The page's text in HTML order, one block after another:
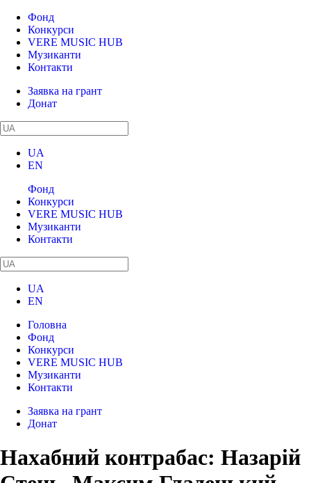
Фонд
Конкурси
VERE MUSIC HUB
Музиканти
Контакти
Заявка на грант
Донат
UA
EN
Фонд
Конкурси
VERE MUSIC HUB
Музиканти
Контакти
UA
EN
Головна
Фонд
Конкурси
VERE MUSIC HUB
Музиканти
Контакти
Заявка на грант
Донат
Нахабний контрабас: Назарій